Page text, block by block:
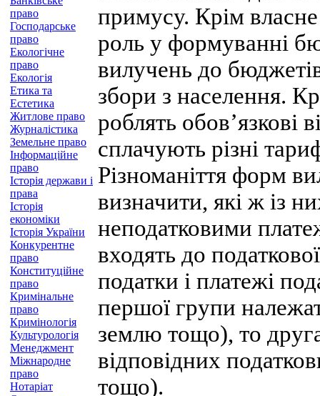
право
Господарське
право
Екологічне
право
Екологія
Етика та
Естетика
Житлове право
Журналістика
Земельне право
Інформаційне
право
Історія держави і
права
Історія
економіки
Історія України
Конкурентне
право
Конституційне
право
Кримінальне
право
Кримінологія
Культурологія
Менеджмент
Міжнародне
право
Нотаріат
примусу. Крім
роль у формуванні
вилучень до
збори з населення.
роблять обов’язкові
сплачують різні
Різноманіття форм
визначити, які ж із
неподатковими
входять до
податки і платежі
першої групи
землю тощо), то друга
відповідних
тощо).